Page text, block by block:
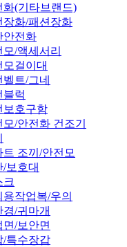
화(기타브랜드)
장화/패션장화
안전화
모/액세서리
모걸이대
벨트/그네
블럭
보호구함
모/안전화 건조기
트 조끼/안전모
/보호대
크
용작업복/우의
경/귀마개
면/보안면
/특수장갑